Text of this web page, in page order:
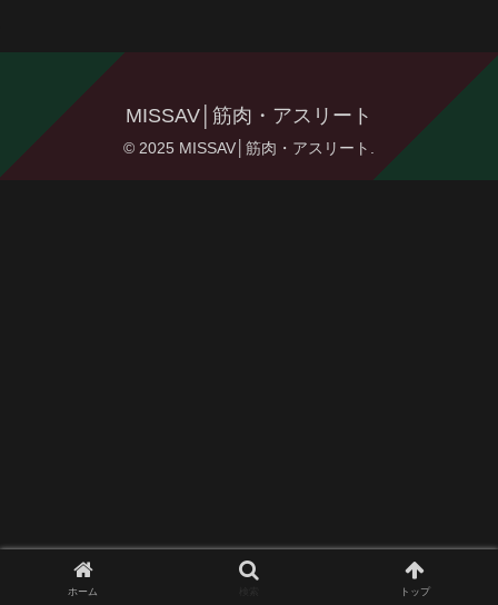
MISSAV│筋肉・アスリート
© 2025 MISSAV│筋肉・アスリート.
ホーム トップ